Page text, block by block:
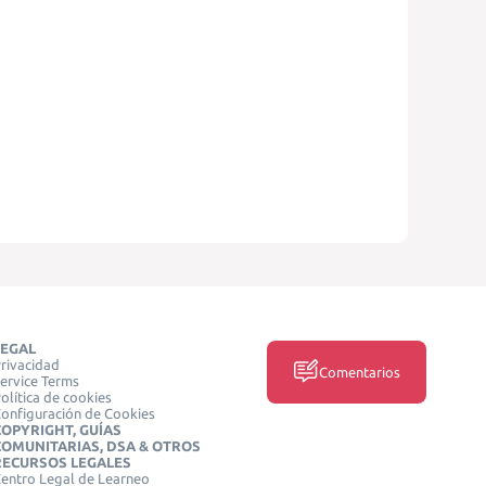
Terms
de cookies
de Cookies
GUÍAS
DSA & OTROS
LEGALES
Legal de Learneo
Comentarios